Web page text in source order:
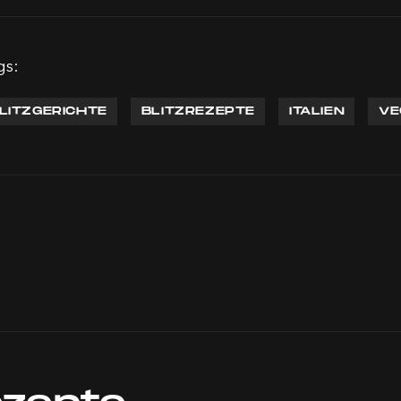
BLITZREZEPTE ITALIEN